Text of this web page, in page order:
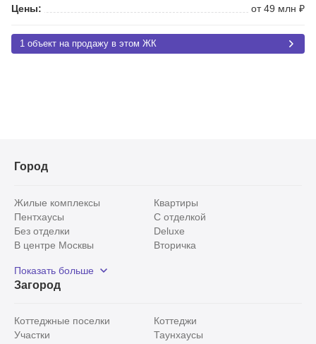
Цены:
от 49 млн ₽
1 объект на продажу в этом ЖК
Город
Жилые комплексы
Квартиры
Пентхаусы
С отделкой
Без отделки
Deluxe
В центре Москвы
Вторичка
Рядом с парком
С панорамными окнами
Показать больше
Загород
Коттеджные поселки
Коттеджи
Участки
Таунхаусы